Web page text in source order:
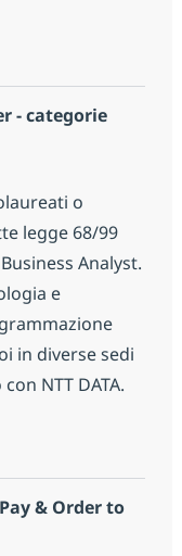
developer
- categorie
o
legge 68/99
Analyst.
e
in diverse sedi
NTT DATA.
Developer -
& Order to